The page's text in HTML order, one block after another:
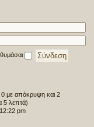
με απόκρυψη και 2
5 λεπτά)
pm